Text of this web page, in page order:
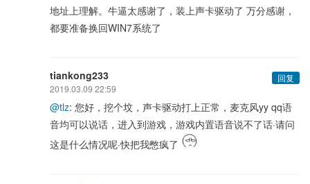
地址上理解。牛逼太感谢了，装上声卡驱动了 万分感谢，
都要准备换回WIN7系统了
tiankong233
回复
2019.03.09 22:59
@tlz: 您好，挖个坟，声卡驱动打上正常，麦克风yy qq语
音均可以说话，进入到游戏，游戏内置语音说不了话·请问
这是什么情况呢·快把我憋疯了